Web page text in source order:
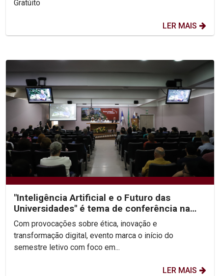
LER MAIS
"Inteligência Artificial e o Futuro das
Universidades" é tema de conferência na
abertura da...
Com provocações sobre ética, inovação e
transformação digital, evento marca o início do
semestre letivo com foco em...
LER MAIS